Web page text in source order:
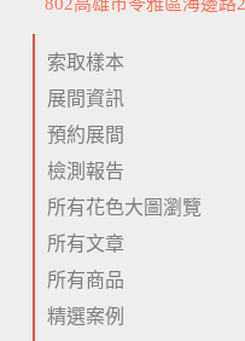
802高雄市苓雅區海邊路
索取樣本
展間資訊
預約展間
檢測報告
所有花色大圖瀏覽
所有文章
所有商品
精選案例